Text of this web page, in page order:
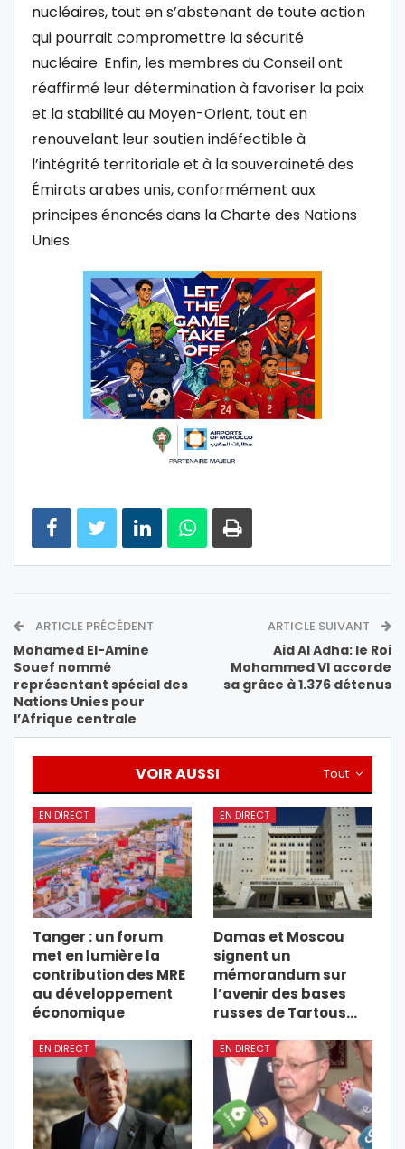
nucléaires, tout en s’abstenant de toute action
qui pourrait compromettre la sécurité
nucléaire. Enfin, les membres du Conseil ont
réaffirmé leur détermination à favoriser la paix
et la stabilité au Moyen-Orient, tout en
renouvelant leur soutien indéfectible à
l’intégrité territoriale et à la souveraineté des
Émirats arabes unis, conformément aux
principes énoncés dans la Charte des Nations
Unies.
ARTICLE PRÉCÉDENT
Mohamed El-Amine
Souef nommé
représentant spécial des
Nations Unies pour
l’Afrique centrale
ARTICLE SUIVANT
Aid Al Adha: le Roi
Mohammed VI accorde
sa grâce à 1.376 détenus
Tout
VOIR AUSSI
EN DIRECT
Tanger : un forum
met en lumière la
contribution des MRE
au développement
économique
EN DIRECT
Damas et Moscou
signent un
mémorandum sur
l’avenir des bases
russes de Tartous…
EN DIRECT EN DIRECT